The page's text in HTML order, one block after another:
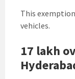
This
vehicles.
17 lakh